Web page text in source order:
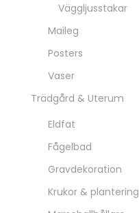
Väggljusstakar
Maileg
Posters
Vaser
Trädgård & Uterum
Eldfat
Fågelbad
Gravdekoration
Krukor & plantering